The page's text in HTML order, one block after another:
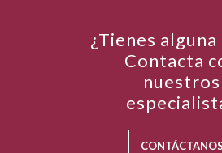
¿Tienes alguna
Contacta
nuestros
CONTÁCTANOS